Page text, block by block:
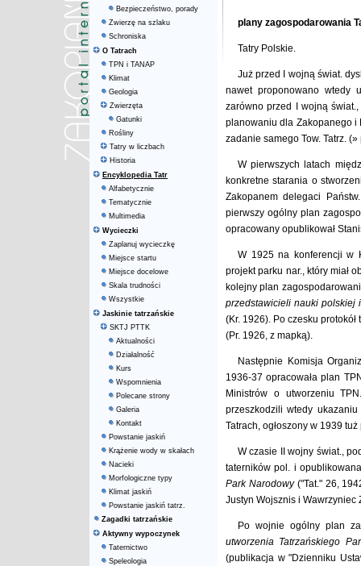
Bezpieczeństwo, porady
Zwierzę na szlaku
Schroniska
O Tatrach
TPN i TANAP
Klimat
Geologia
Zwierzęta
Gatunki
Rośliny
Tatry w liczbach
Historia
Encyklopedia Tatr
Alfabetycznie
Tematycznie
Multimedia
Wycieczki
Zaplanuj wycieczkę
Miejsce startu
Miejsce docelowe
Skala trudności
Wszystkie
Jaskinie tatrzańskie
SKTJ PTTK
Aktualności
Działalność
Kurs
Wspomnienia
Polecane strony
Galeria
Kontakt
Powstanie jaskiń
Krążenie wody w skałach
Nacieki
Morfologiczne typy
Klimat jaskiń
Powstanie jaskiń tatrz.
Zagadki tatrzańskie
Aktywny wypoczynek
Taternictwo
Speleologia
plany zagospodarowania
Tatry Polskie.
Już przed I wojną świat.
nawet proponowano wtedy
zarówno przed I wojną
planowaniu dla Zakopanego i
zadanie samego Tow. Tatrz.
W pierwszych latach
konkretne starania o
Zakopanem delegaci
pierwszy ogólny plan
opracowany opublikował
W 1925 na konferencji w
projekt parku nar., który miał
kolejny plan
przedstawicieli nauki polskiej
(Kr. 1926). Po czesku
(Pr. 1926, z mapką).
Następnie Komisja
1936-37 opracowała plan
Ministrów o utworzeniu
przeszkodzili wtedy
Tatrach, ogłoszony w 1939
W czasie II wojny świat.,
taterników pol. i
Park Narodowy ("Tat." 26,
Justyn Wojsznis i Wawrzyniec
Po wojnie ogólny plan
utworzenia Tatrzańskiego
(publikacja w "Dzienniku